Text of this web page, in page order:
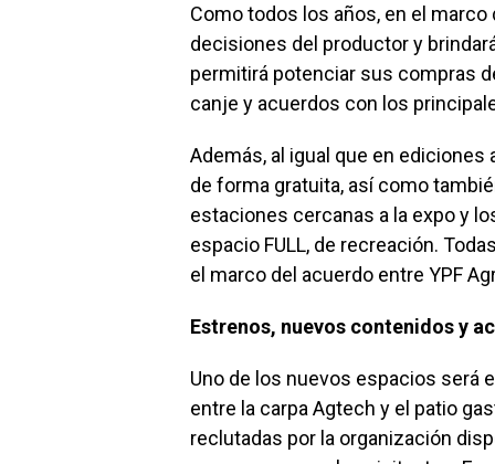
Como todos los años, en el marco
decisiones del productor y
permitirá potenciar sus compras
canje y acuerdos con los
Además, al igual que en
de forma gratuita, así como
estaciones cercanas a la expo y
espacio FULL, de recreación.
el marco del acuerdo entre YPF
Estrenos, nuevos contenidos y
Uno de los nuevos espacios será el
entre la carpa Agtech y el patio
reclutadas por la organización